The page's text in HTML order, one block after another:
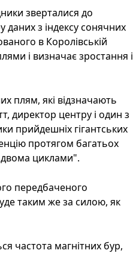
зверталися до
даних з індексу сонячних
в Королівській
і визначає зростання і
плям, які відзначають
директор центру і один з
прийдешніх гігантських
протягом багатьох
циклами".
передбаченого
таким же за силою, як
частота магнітних бур,